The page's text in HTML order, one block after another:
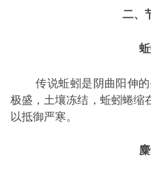
二、
传说蚯蚓是阴曲阳伸
极盛，土壤冻结，蚯蚓蜷缩
以抵御严寒。